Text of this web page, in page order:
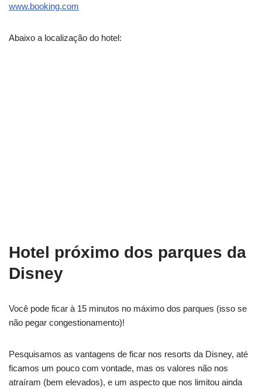
www.booking.com
Abaixo a localização do hotel:
Hotel próximo dos parques da
Disney
Você pode ficar à 15 minutos no máximo dos parques (isso se
não pegar congestionamento)!
Pesquisamos as vantagens de ficar nos resorts da Disney, até
ficamos um pouco com vontade, mas os valores não nos
atraíram (bem elevados), e um aspecto que nos limitou ainda